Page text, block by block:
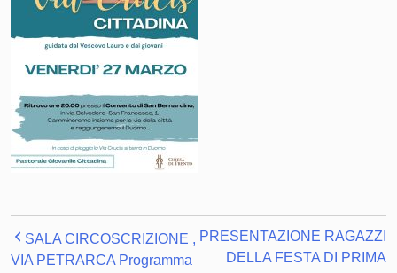
SALA CIRCOSCRIZIONE ,
VIA PETRARCA Programma
PRESENTAZIONE RAGAZZI
DELLA FESTA DI PRIMA